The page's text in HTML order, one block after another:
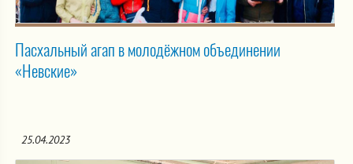
Пасхальный агап в молодёжном объединении
«Невские»
25.04.2023